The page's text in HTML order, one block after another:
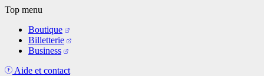
Aller
contenu
principal
Top menu
Boutique
Billetterie
Business
Aide et contact